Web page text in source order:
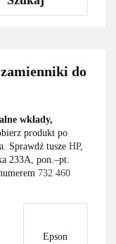
do
wkłady,
produkt po
Sprawdź tusze HP,
233A, pon.–pt.
732 460
Epson